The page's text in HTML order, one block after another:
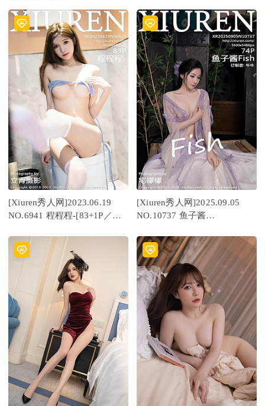
[Xiuren秀人网]2023.06.19
NO.6941 程程程-[83+1P／
[Xiuren秀人网]2025.09.05
NO.10737 鱼子酱